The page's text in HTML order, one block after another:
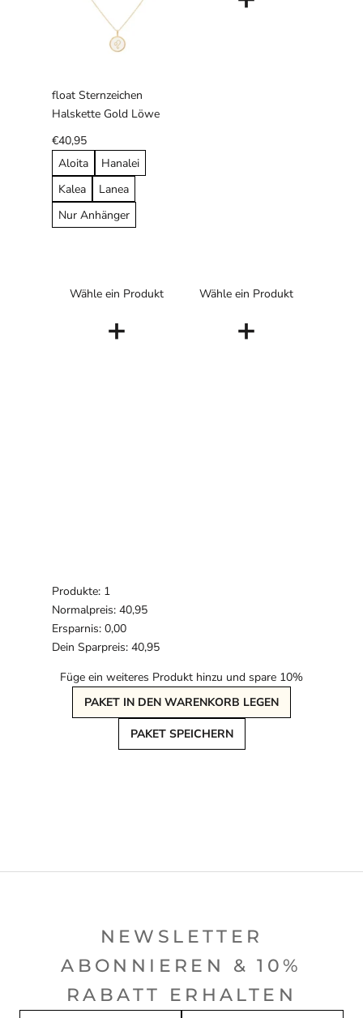
float Sternzeichen
Halskette Gold Löwe
€40,95
Aloita
Hanalei
Kalea
Lanea
Nur Anhänger
Wähle ein Produkt
+
Wähle ein Produkt
+
Produkte: 1
Normalpreis: 40,95
Ersparnis: 0,00
Dein Sparpreis: 40,95
Füge ein weiteres Produkt hinzu und spare 10%
PAKET IN DEN WARENKORB LEGEN
PAKET SPEICHERN
NEWSLETTER
ABONNIEREN & 10%
RABATT ERHALTEN